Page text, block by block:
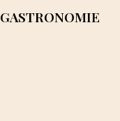
GASTRONOMIE